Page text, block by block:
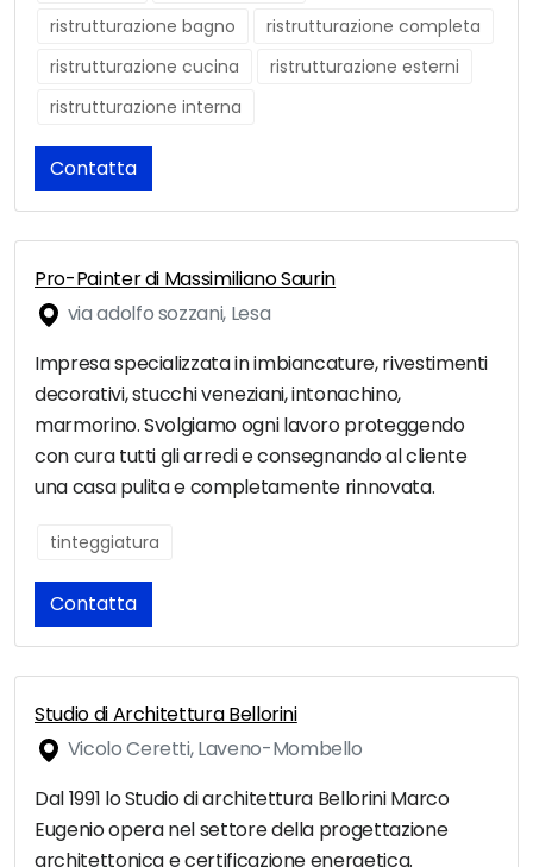
ristrutturazione bagno
ristrutturazione completa
ristrutturazione cucina
ristrutturazione esterni
ristrutturazione interna
Contatta
Pro-Painter di Massimiliano Saurin
via adolfo sozzani, Lesa
Impresa specializzata in imbiancature, rivestimenti
decorativi, stucchi veneziani, intonachino,
marmorino. Svolgiamo ogni lavoro proteggendo
con cura tutti gli arredi e consegnando al cliente
una casa pulita e completamente rinnovata.
tinteggiatura
Contatta
Studio di Architettura Bellorini
Vicolo Ceretti, Laveno-Mombello
Dal 1991 lo Studio di architettura Bellorini Marco
Eugenio opera nel settore della progettazione
architettonica e certificazione energetica.